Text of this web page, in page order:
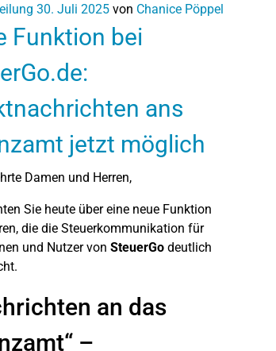
30. Juli 2025 von Chanice Pöppel
Funktion bei
ans
jetzt möglich
Damen und Herren,
Sie heute über eine neue Funktion
die die Steuerkommunikation für
und Nutzer von SteuerGo deutlich
an das
–